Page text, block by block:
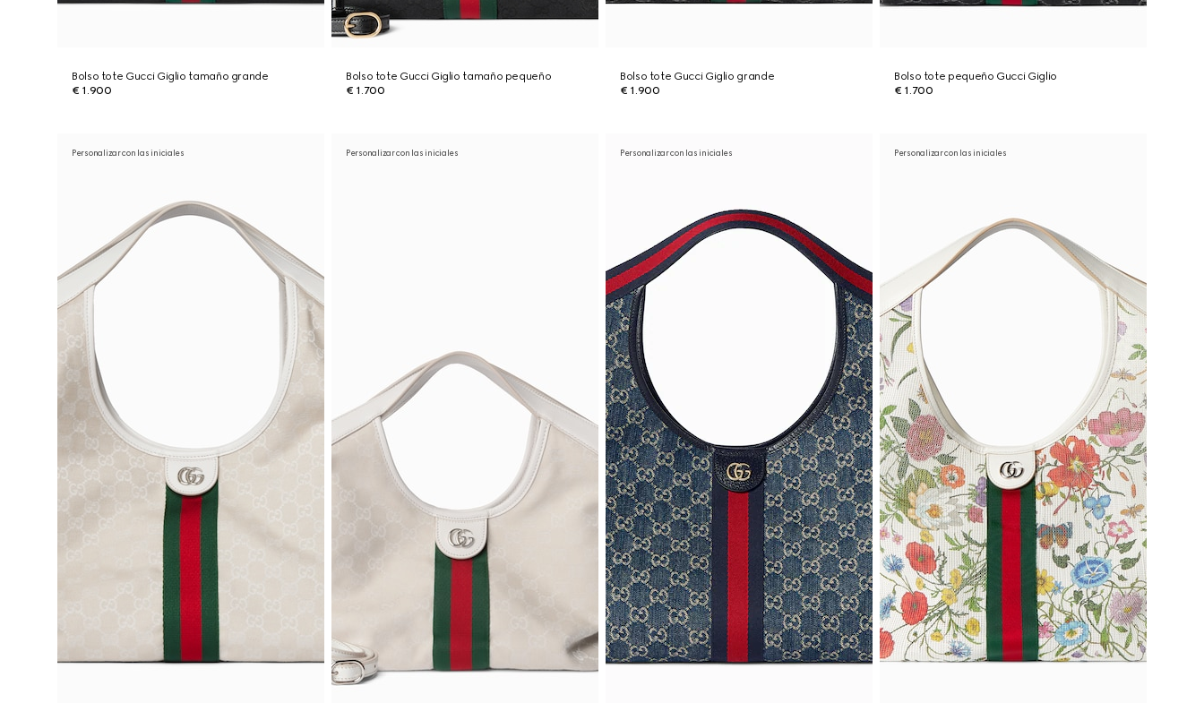
Bolso tote Gucci Giglio tamaño grande
€ 1.900
Bolso tote Gucci Giglio tamaño pequeño
€ 1.700
Bolso tote Gucci Giglio grande
€ 1.900
Bolso tote pequeño Gucci Giglio
€ 1.700
Personalizar con las iniciales Personalizar con las iniciales Personalizar con las iniciales Personalizar con las iniciales